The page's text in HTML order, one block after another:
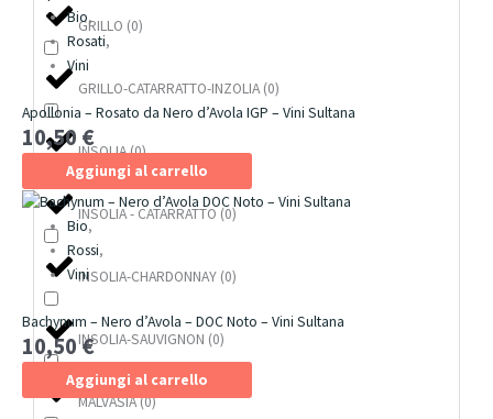
GRILLO (0)
GRILLO-CATARRATTO-INZOLIA (0)
INSOLIA(0)
INSOLIA - CATARRATTO (0)
INSOLIA-CHARDONNAY (0)
INSOLIA-SAUVIGNON (0)
MALVASIA(0)
Bio,
Rosati,
Vini
Apollonia – Rosato da Nero d’Avola IGP – Vini Sultana
10,50 €
Aggiungi al carrello
Bio,
Rossi,
Vini
Bachynum – Nero d’Avola – DOC Noto – Vini Sultana
10,50€
Aggiungi al carrello